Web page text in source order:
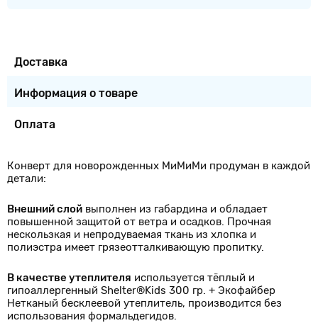
Доставка
Информация о товаре
Оплата
Конверт для новорожденных МиМиМи продуман в каждой
детали:
Внешний слой выполнен из габардина и обладает
повышенной защитой от ветра и осадков. Прочная
нескользкая и непродуваемая ткань из хлопка и
полиэстра имеет грязеотталкивающую пропитку.
В качестве утеплителя используется тёплый и
гипоаллергенный Shelter®Kids 300 гр. + Экофайбер
Нетканый бесклеевой утеплитель, производится без
использования формальдегидов.